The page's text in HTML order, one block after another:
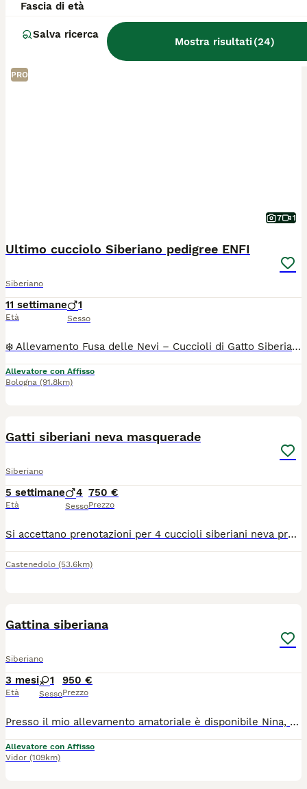
Fascia di età
Salva ricerca
Mostra risultati(24)
Milano
(135.8km)
PRO
7 1
Ultimo cucciolo Siberiano pedigree ENFI
Siberiano
11 settimane
Età
1
Sesso
❄️ Allevamento Fusa delle Nevi – Cuccioli di Gatto Siberiano con Pedigree ENFI ❄️ Con passione e dedizione alleviamo pochi cuccioli all’anno, seguendoli ogni giorno in un ambiente familiare, dove crescono circondati da amore, attenzioni e una corretta socializzazione. 🐾 E” rimasto disponibile il piccolo e dolce NORTHON , splendidi cucciolo di Gatto Siberiano, pronto a raggiungere le loro nuove famiglie tra fine agosto e i primi di settembre. I nostri cuccioli vengono affidati con: ✔️ Pedigree ENFI ✔️ Libretto sanitario ✔️ Vaccinazioni e sverminazioni effettuate ✔️ Contratto di cessione ✔️ Garanzie sanitarie - [x] I genitori sono entrambi con pedigree ENFI, testati FIV e FeLV negativi ed esenti da patologie cardiache ereditarierilasceremo regolare documentazione . Sarà possibile venire a conoscere senza alcun impegno i cuccioli, i loro genitori e il nostro allevamento. 📍 Bologna Se non sei della zona contattaci per fare videochiamata TUTTI I NOSTRI CUCCIOLI NON SONO NE IN REGALO NE IN ADOZIONE .Il contributo richiesto è il risultato di un percorso fatto di selezione, cure, controlli sanitari, alimentazione di qualità e tanta dedizione. Cerchiamo famiglie che condividano i nostri stessi valori e che mettano al primo posto il benessere.
Allevatore con Affisso
Bologna (91.8km)
Gatti siberiani neva masquerade
Siberiano
5 settimane
Età
4
Sesso
750 €
Prezzo
Si accettano prenotazioni per 4 cuccioli siberiani neva pronti per fine agosto. Genitori visibili entrambi siberiani neva puri, sani, in regola con tutte le vaccinazioni e testati fiv/felv negativi. I cuccioli saranno consegnati con doppia sverminazione, svezzati con cibo di ottima qualità e abituati alla lettiera e tiragraffi. Non hanno il pedigree.
Castenedolo (53.6km)
Gattina siberiana
Siberiano
3 mesi
Età
1
Sesso
950 €
Prezzo
Presso il mio allevamento amatoriale è disponibile Nina, una dolcissima gattina siberiana! Nina è disponibile da subito poiché ha già compiuto i tre mesi di vita. Verrà ceduta con: -Pedigree ENFI -Doppia vaccinazione e sverminazione -certificato di buona salute -kit di benvenuto La gattina è ben socializzata, cresciuta in casa, abituata all’utilizzo di lettiera e tiragraffi. Nina NON È IN REGALO. Per qualsiasi informazione non esitare a contattarmi al numero 3407813473. Se ti fa piacere, puoi seguirmi su instagram per vedere foto e aggiornamenti:@tyumen_cats
Allevatore con Affisso
Vidor (109km)